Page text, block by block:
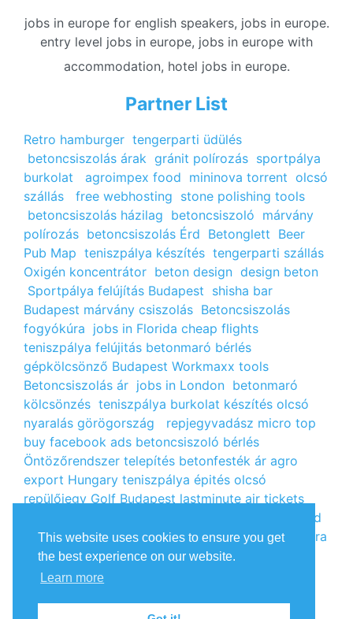
This website uses cookies to ensure you get
the best experience on our website.
Learn more
jobs in europe for english speakers, jobs in europe.
entry level jobs in europe, jobs in europe with
accommodation, hotel jobs in europe.
Partner List
Retro hamburger tengerparti üdülés
betoncsiszolás árak gránit polírozás sportpálya
burkolat
agroimpex food mininova torrent olcsó
szállás
free webhosting stone polishing tools
betoncsiszolás házilag betoncsiszoló márvány
polírozás betoncsiszolás Érd Betonglett Beer
Pub Map teniszpálya készítés tengerparti szállás
Oxigén koncentrátor beton design design beton
Sportpálya felújítás Budapest shisha bar
Budapest márvány csiszolás Betoncsiszolás
fogyókúra jobs in Florida cheap flights
teniszpálya felújitás betonmaró bérlés
gépkölcsönző Budapest Workmaxx tools
Betoncsiszolás ár jobs in London betonmaró
kölcsönzés teniszpálya burkolat készítés olcsó
nyaralás görögország
repjegyvadász micro top
buy facebook ads betoncsiszoló bérlés
Öntözőrendszer telepítés betonfesték ár agro
export Hungary teniszpálya épités olcsó
repülőjegy Golf Budapest lastminute air tickets
kalcium klorid
árlistaÁllás Budapest kinai webshop fogyókúra
receptek Budget Golf Holiday tengerparti
nyaralás 2022
Amsterdam jobs Betonmaró gép